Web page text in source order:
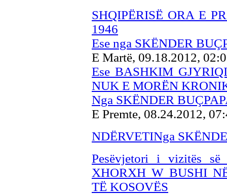
SHQIPËRISË ORA E
1946
Ese nga SKËNDER
E Martë, 09.18.2012,
Ese BASHKIM
NUK E MORËN
Nga SKËNDER
E Premte, 08.24.2012,
NDËRVETINga
Pesëvjetori i vizitës së
XHORXH W BUSHI
TË KOSOVËS